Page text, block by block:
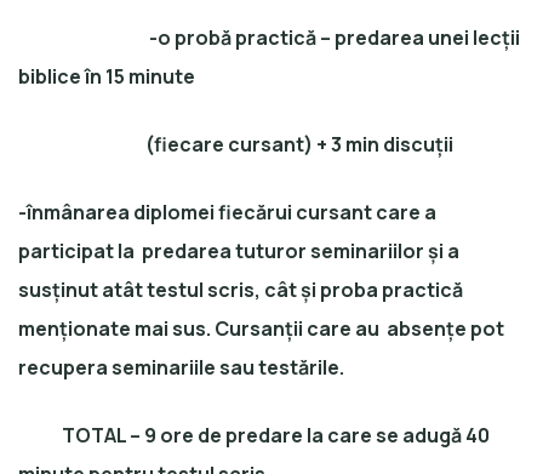
-o probă practică – predarea unei lecții
biblice în 15 minute
(fiecare cursant) + 3 min discuții
-înmânarea diplomei fiecărui cursant care a
participat la predarea tuturor seminariilor și a
susținut atât testul scris, cât și proba practică
menționate mai sus. Cursanții care au absențe pot
recupera seminariile sau testările.
TOTAL – 9 ore de predare la care se adugă 40